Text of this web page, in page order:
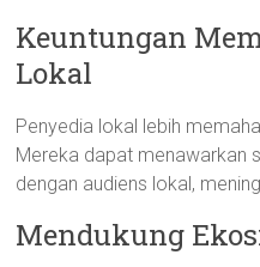
Keuntungan
Lokal
Penyedia lokal lebih
Mereka dapat menawarkan
dengan audiens lokal,
Mendukung